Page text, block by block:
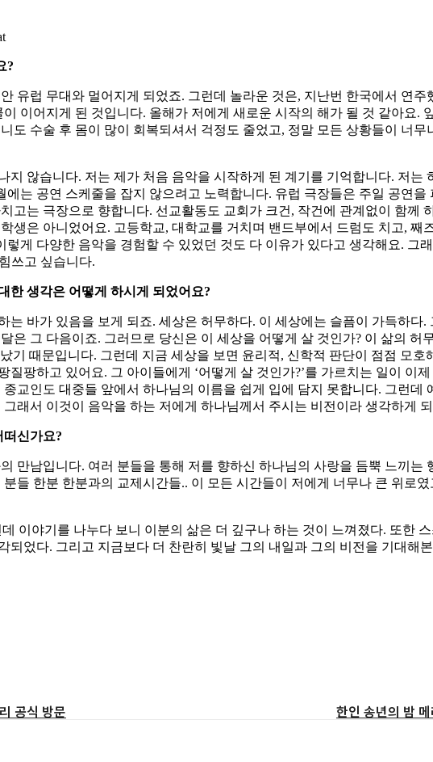
?
유럽 무대와 멀어지게 되었죠. 그런데 놀라운 것은, 지난번 한국에서 연주
이어지게 된 것입니다. 올해가 저에게 새로운 시작의 해가 될 것 같아요.
도 수술 후 몸이 많이 회복되셔서 걱정도 줄었고, 정말 모든 상황들이 너무
지 않습니다. 저는 제가 처음 음악을 시작하게 된 계기를 기억합니다. 저는
는 공연 스케줄을 잡지 않으려고 노력합니다. 유럽 극장들은 주일 공연을
고는 극장으로 향합니다. 선교활동도 교회가 크건, 작건에 관계없이 함께
생은 아니었어요. 고등학교, 대학교를 거치며 밴드부에서 드럼도 치고, 째
게 다양한 음악을 경험할 수 있었던 것도 다 이유가 있다고 생각해요. 그
쓰고 싶습니다.
한 생각은 어떻게 하시게 되었어요?
바가 있음을 보게 되죠. 세상은 허무하다. 이 세상에는 슬픔이 가득하다.
은 그 다음이죠. 그러므로 당신은 이 세상을 어떻게 살 것인가? 이 삶의 허
기 때문입니다. 그런데 지금 세상을 보면 윤리적, 신학적 판단이 점점 모호
팡하고 있어요. 그 아이들에게 ‘어떻게 살 것인가?’를 가르치는 일이 이제
교인도 대중들 앞에서 하나님의 이름을 쉽게 입에 담지 못합니다. 그런데
래서 이것이 음악을 하는 저에게 하나님께서 주시는 비전이라 생각하게
떠신가요?
만남입니다. 여러 분들을 통해 저를 향하신 하나님의 사랑을 듬뿍 느끼는
들 한분 한분과의 교제시간들.. 이 모든 시간들이 저에게 너무나 큰 위로였
이야기를 나누다 보니 이분의 삶은 더 깊구나 하는 것이 느껴졌다. 또한
되었다. 그리고 지금보다 더 찬란히 빛날 그의 내일과 그의 비전을 기대해
공식 방문 한인 송년의 밤